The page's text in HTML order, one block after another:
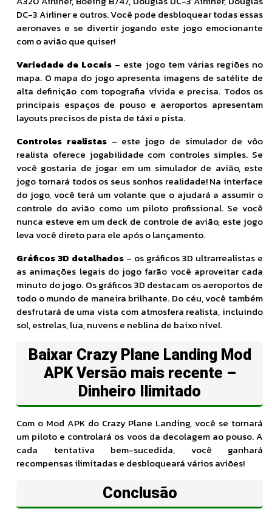
DC-3 Airliner e outros. Você pode desbloquear todas essas
aeronaves e se divertir jogando este jogo emocionante
com o avião que quiser!
Variedade de Locais – este jogo tem várias regiões no
mapa. O mapa do jogo apresenta imagens de satélite de
alta definição com topografia vívida e precisa. Todos os
principais espaços de pouso e aeroportos apresentam
layouts precisos de pista de táxi e pista.
Controles realistas– este jogo de simulador de vôo
realista oferece jogabilidade com controles simples. Se
você gostaria de jogar em um simulador de avião, este
jogo tornará todos os seus sonhos realidade! Na interface
do jogo, você terá um volante que o ajudará a assumir o
controle do avião como um piloto profissional. Se você
nunca esteve em um deck de controle de avião, este jogo
leva você direto para ele após o lançamento.
Gráficos 3D detalhados – os gráficos 3D ultrarrealistas e
as animações legais do jogo farão você aproveitar cada
minuto do jogo. Os gráficos 3D destacam os aeroportos de
todo o mundo de maneira brilhante. Do céu, você também
desfrutará de uma vista com atmosfera realista, incluindo
sol, estrelas, lua, nuvens e neblina de baixo nível.
Baixar Crazy Plane Landing Mod
APK Versão mais recente –
Dinheiro Ilimitado
Com o Mod APK do Crazy Plane Landing, você se tornará
um piloto e controlará os voos da decolagem ao pouso. A
cada tentativa bem-sucedida, você ganhará
recompensas ilimitadas e desbloqueará vários aviões!
Conclusão